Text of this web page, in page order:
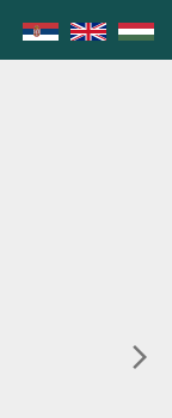
arrow_forward_ios